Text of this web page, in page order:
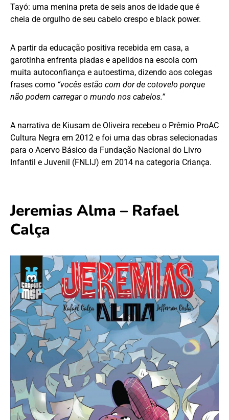
Tayó: uma menina preta de seis anos de idade que é
cheia de orgulho de seu cabelo crespo e black power.
A partir da educação positiva recebida em casa, a
garotinha enfrenta piadas e apelidos na escola com
muita autoconfiança e autoestima, dizendo aos colegas
frases como “vocês estão com dor de cotovelo porque
não podem carregar o mundo nos cabelos.”
A narrativa de Kiusam de Oliveira recebeu o Prêmio ProAC
Cultura Negra em 2012 e foi uma das obras selecionadas
para o Acervo Básico da Fundação Nacional do Livro
Infantil e Juvenil (FNLIJ) em 2014 na categoria Criança.
Jeremias Alma – Rafael
Calça